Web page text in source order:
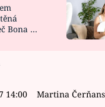
Bona a
14:00 Martina